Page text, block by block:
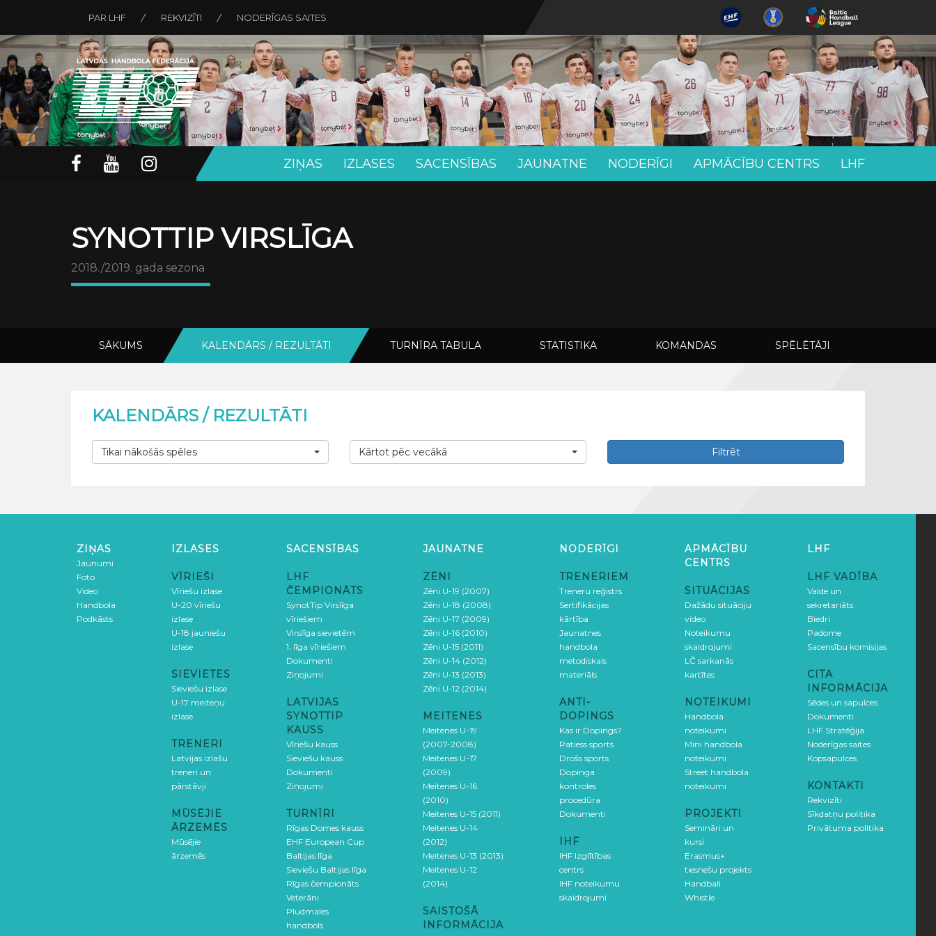
PAR LHF REKVIZĪTI NODERĪGAS SAITES
ZIŅAS IZLASES SACENSĪBAS JAUNATNE NODERĪGI APMĀCĪBU CENTRS LHF
SYNOTTIP VIRSLĪGA
2018./2019. gada sezona
SĀKUMS KALENDĀRS / REZULTĀTI TURNĪRA TABULA STATISTIKA KOMANDAS SPĒLĒTĀJI
KALENDĀRS / REZULTĀTI
Tikai nākošās spēles Kārtot pēc vecākā Filtrēt
ZIŅAS
Jaunumi
Foto
Video
Handbola
Podkāsts
IZLASES
VĪRIEŠI
Vīriešu izlase
U-20 vīriešu
izlase
U-18 jauniešu
izlase
SIEVIETES
Sieviešu izlase
U-17 meiteņu
izlase
TRENERI
Latvijas izlašu
treneri un
pārstāvji
MŪSĒJIE
ĀRZEMĒS
Mūsējie
ārzemēs
SACENSĪBAS
LHF
ČEMPIONĀTS
SynotTip Virslīga
vīriešiem
Virslīga sievietēm
1. līga vīriešiem
Dokumenti
Ziņojumi
LATVIJAS
SYNOTTIP
KAUSS
Vīriešu kauss
Sieviešu kauss
Dokumenti
Ziņojumi
TURNĪRI
Rīgas Domes kauss
EHF European Cup
Baltijas līga
Sieviešu Baltijas līga
Rīgas čempionāts
Veterāni
Pludmales
handbols
JAUNATNE
ZĒNI
Zēni U-19 (2007)
Zēni U-18 (2008)
Zēni U-17 (2009)
Zēni U-16 (2010)
Zēni U-15 (2011)
Zēni U-14 (2012)
Zēni U-13 (2013)
Zēni U-12 (2014)
MEITENES
Meitenes U-19
(2007-2008)
Meitenes U-17
(2009)
Meitenes U-16
(2010)
Meitenes U-15 (2011)
Meitenes U-14
(2012)
Meitenes U-13 (2013)
Meitenes U-12
(2014)
SAISTOŠĀ
INFORMĀCIJA
NODERĪGI
TRENERIEM
Treneru reģistrs
Sertifikācijas
kārtība
Jaunatnes
handbola
metodiskais
materiāls
ANTI-
DOPINGS
Kas ir Dopings?
Patiess sports
Drošs sports
Dopinga
kontroles
procedūra
Dokumenti
IHF
IHF Izglītības
centrs
IHF noteikumu
skaidrojumi
APMĀCĪBU
CENTRS
SITUĀCIJAS
Dažādu situāciju
video
Noteikumu
skaidrojumi
LČ sarkanās
kartītes
NOTEIKUMI
Handbola
noteikumi
Mini handbola
noteikumi
Street handbola
noteikumi
PROJEKTI
Semināri un
kursi
Erasmus+
tiesnešu projekts
Handball
Whistle
LHF
LHF VADĪBA
Valde un
sekretariāts
Biedri
Padome
Sacensību komisijas
CITA
INFORMĀCIJA
Sēdes un sapulces
Dokumenti
LHF Stratēģija
Noderīgas saites
Kopsapulces
KONTAKTI
Rekvizīti
Sīkdatņu politika
Privātuma politika